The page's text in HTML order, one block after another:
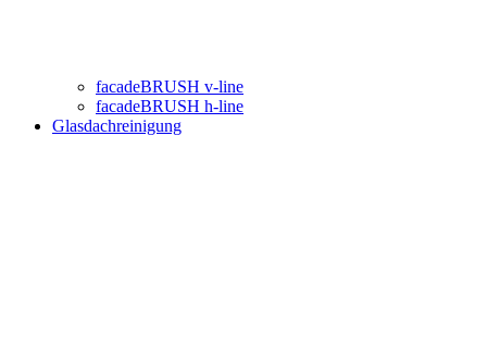
facadeBRUSH v-line
facadeBRUSH h-line
Glasdachreinigung